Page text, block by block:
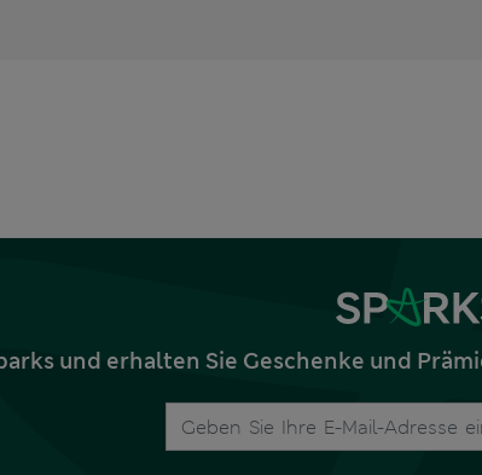
und erhalten Sie Geschenke und